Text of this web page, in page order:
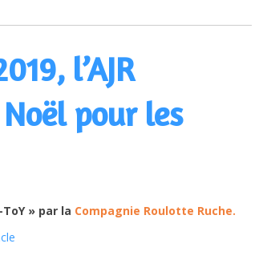
l’AJR
pour les
» par la Compagnie Roulotte Ruche.